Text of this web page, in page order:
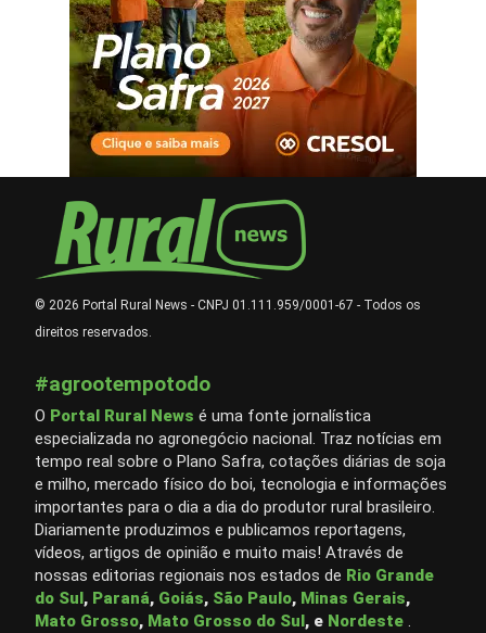
© 2026 Portal Rural News - CNPJ 01.111.959/0001-67 - Todos os
direitos reservados.
#agrootempotodo
O Portal Rural News é uma fonte jornalística
especializada no agronegócio nacional. Traz notícias em
tempo real sobre o Plano Safra, cotações diárias de soja
e milho, mercado físico do boi, tecnologia e informações
importantes para o dia a dia do produtor rural brasileiro.
Diariamente produzimos e publicamos reportagens,
vídeos, artigos de opinião e muito mais! Através de
nossas editorias regionais nos estados de Rio Grande
do Sul, Paraná, Goiás, São Paulo, Minas Gerais,
Mato Grosso, Mato Grosso do Sul, e Nordeste .